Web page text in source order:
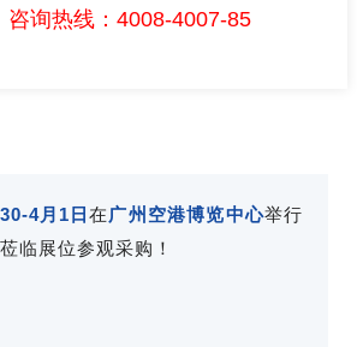
咨询热线：4008-4007-85
4月1日在广州空港博览中心举行
临展位参观采购！